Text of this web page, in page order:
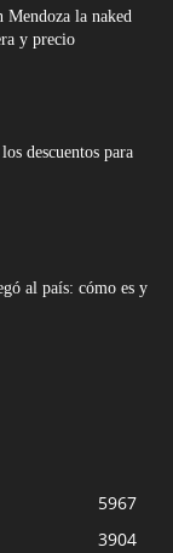
Mendoza la naked
y precio
descuentos para
al país: cómo es y
5967
3904